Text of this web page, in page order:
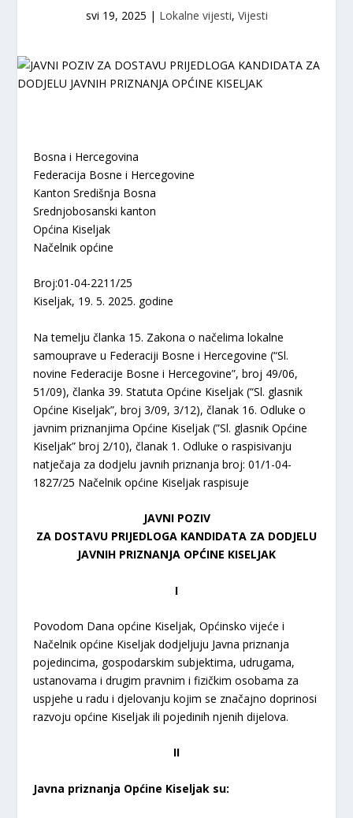
svi 19, 2025 | Lokalne vijesti, Vijesti
Bosna i Hercegovina
Federacija Bosne i Hercegovine
Kanton Središnja Bosna
Srednjobosanski kanton
Općina Kiseljak
Načelnik općine
Broj:01-04-2211/25
Kiseljak, 19. 5. 2025. godine
Na temelju članka 15. Zakona o načelima lokalne
samouprave u Federaciji Bosne i Hercegovine (“Sl.
novine Federacije Bosne i Hercegovine”, broj 49/06,
51/09), članka 39. Statuta Općine Kiseljak (“Sl. glasnik
Općine Kiseljak”, broj 3/09, 3/12), članak 16. Odluke o
javnim priznanjima Općine Kiseljak (”Sl. glasnik Općine
Kiseljak” broj 2/10), članak 1. Odluke o raspisivanju
natječaja za dodjelu javnih priznanja broj: 01/1-04-
1827/25 Načelnik općine Kiseljak raspisuje
JAVNI POZIV
ZA DOSTAVU PRIJEDLOGA KANDIDATA ZA DODJELU
JAVNIH PRIZNANJA OPĆINE KISELJAK
I
Povodom Dana općine Kiseljak, Općinsko vijeće i
Načelnik općine Kiseljak dodjeljuju Javna priznanja
pojedincima, gospodarskim subjektima, udrugama,
ustanovama i drugim pravnim i fizičkim osobama za
uspjehe u radu i djelovanju kojim se značajno doprinosi
razvoju općine Kiseljak ili pojedinih njenih dijelova.
II
Javna priznanja Općine Kiseljak su: